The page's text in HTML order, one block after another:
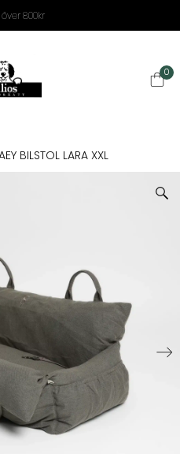
800kr
0
BILSTOL LARA XXL